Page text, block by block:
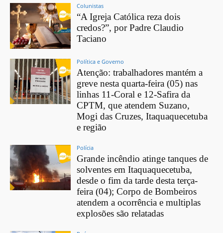
Colunistas
“A Igreja Católica reza dois
credos?”, por Padre Claudio
Taciano
Política e Governo
Atenção: trabalhadores mantém a
greve nesta quarta-feira (05) nas
linhas 11-Coral e 12-Safira da
CPTM, que atendem Suzano,
Mogi das Cruzes, Itaquaquecetuba
e região
Polícia
Grande incêndio atinge tanques de
solventes em Itaquaquecetuba,
desde o fim da tarde desta terça-
feira (04); Corpo de Bombeiros
atendem a ocorrência e multiplas
explosões são relatadas